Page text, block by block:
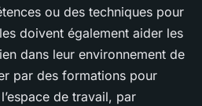
ou des techniques pour
doivent également aider les
dans leur environnement de
par des formations pour
de travail, par